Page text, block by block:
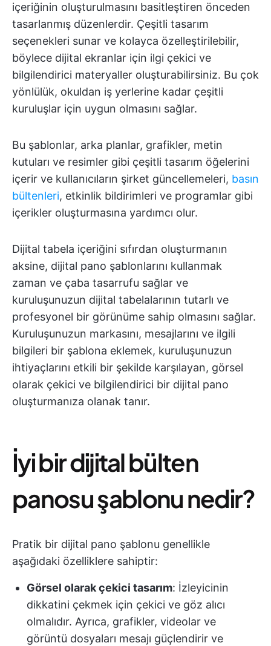
içeriğinin oluşturulmasını basitleştiren önceden
tasarlanmış düzenlerdir. Çeşitli tasarım
seçenekleri sunar ve kolayca özelleştirilebilir,
böylece dijital ekranlar için ilgi çekici ve
bilgilendirici materyaller oluşturabilirsiniz. Bu çok
yönlülük, okuldan iş yerlerine kadar çeşitli
kuruluşlar için uygun olmasını sağlar.
Bu şablonlar, arka planlar, grafikler, metin
kutuları ve resimler gibi çeşitli tasarım öğelerini
içerir ve kullanıcıların şirket güncellemeleri, basın
bültenleri, etkinlik bildirimleri ve programlar gibi
içerikler oluşturmasına yardımcı olur.
Dijital tabela içeriğini sıfırdan oluşturmanın
aksine, dijital pano şablonlarını kullanmak
zaman ve çaba tasarrufu sağlar ve
kuruluşunuzun dijital tabelalarının tutarlı ve
profesyonel bir görünüme sahip olmasını sağlar.
Kuruluşunuzun markasını, mesajlarını ve ilgili
bilgileri bir şablona eklemek, kuruluşunuzun
ihtiyaçlarını etkili bir şekilde karşılayan, görsel
olarak çekici ve bilgilendirici bir dijital pano
oluşturmanıza olanak tanır.
İyi bir dijital bülten
panosu şablonu nedir?
Pratik bir dijital pano şablonu genellikle
aşağıdaki özelliklere sahiptir:
Görsel olarak çekici tasarım: İzleyicinin
dikkatini çekmek için çekici ve göz alıcı
olmalıdır. Ayrıca, grafikler, videolar ve
görüntü dosyaları mesajı güçlendirir ve